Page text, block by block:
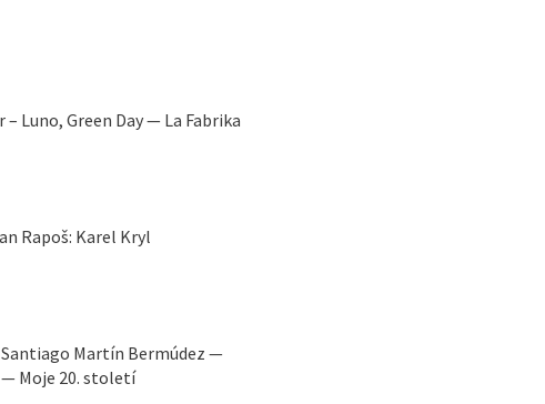
Luno, Green Day — La Fabrika
Rapoš: Karel Kryl
Martín Bermúdez —
— Moje 20. století